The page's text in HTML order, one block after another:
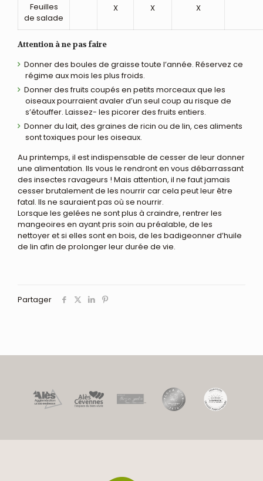
Feuilles
de salade
X X X
Attention à ne pas faire
Donner des boules de graisse toute l’année. Réservez ce
régime aux mois les plus froids.
Donner des fruits coupés en petits morceaux que les
oiseaux pourraient avaler d’un seul coup au risque de
s’étouffer. Laissez- les picorer des fruits entiers.
Donner du lait, des graines de ricin ou de lin, ces aliments
sont toxiques pour les oiseaux.
Au printemps, il est indispensable de cesser de leur donner
une alimentation. Ils vous le rendront en vous débarrassant
des insectes ravageurs ! Mais attention, il ne faut jamais
cesser brutalement de les nourrir car cela peut leur être
fatal. Ils ne sauraient pas où se nourrir.
Lorsque les gelées ne sont plus à craindre, rentrer les
mangeoires en ayant pris soin au préalable, de les
nettoyer et si elles sont en bois, de les badigeonner d’huile
de lin afin de prolonger leur durée de vie.
Partager